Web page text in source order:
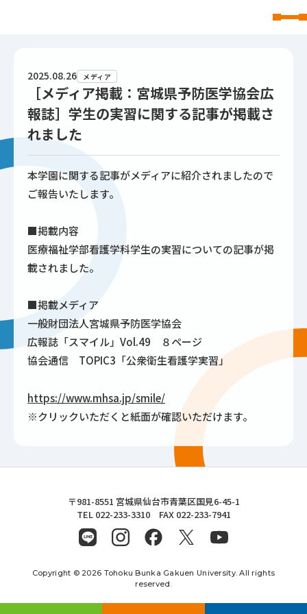
2025.08.26 メディア
［メディア掲載：宮城県予防医学協会広
報誌］学生の実習に関する記事が掲載さ
れました
本学園に関する記事がメディアに紹介されましたので
ご報告いたします。
■掲載内容
医療福祉学部看護学科学生の実習についての記事が掲
載されました。
■掲載メディア
一般財団法人宮城県予防医学協会
広報誌「スマイル」Vol.49 ８ページ
協会通信 TOPIC3「公衆衛生看護学実習」
https://www.mhsa.jp/smile/
※クリックいただくと紙面が確認いただけます。
東北文化学園大学
〒981-8551 宮城県仙台市青葉区国見6-45-1
TEL 022-233-3310 FAX 022-233-7941
Copyright © 2026 Tohoku Bunka Gakuen University. All rights
reserved.